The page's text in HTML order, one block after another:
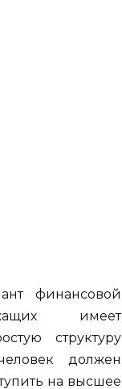
финансовой
имеет
структуру
должен
на высшее